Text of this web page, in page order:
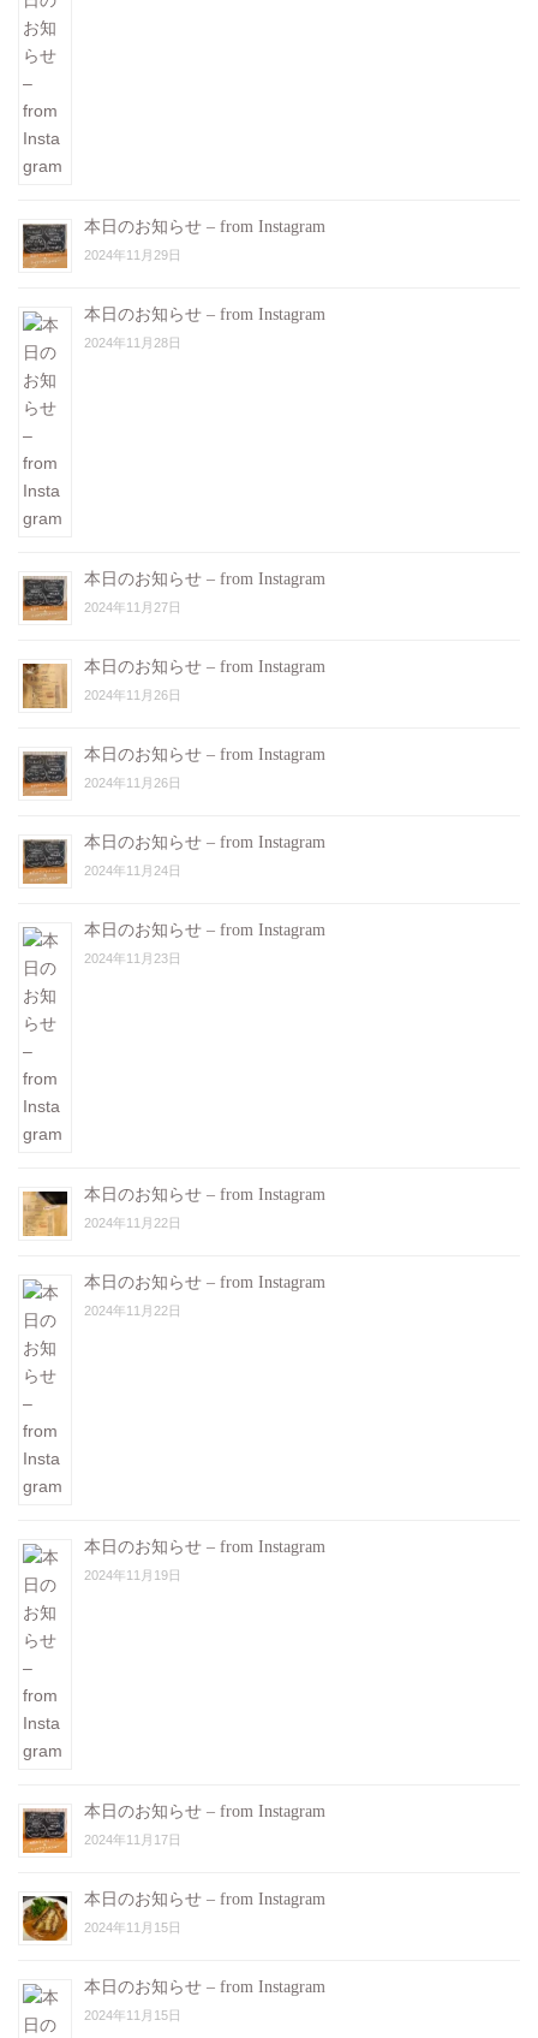
本日のお知らせ – from Instagram
2024年11月29日
本日のお知らせ – from Instagram
2024年11月28日
本日のお知らせ – from Instagram
2024年11月27日
本日のお知らせ – from Instagram
2024年11月26日
本日のお知らせ – from Instagram
2024年11月26日
本日のお知らせ – from Instagram
2024年11月24日
本日のお知らせ – from Instagram
2024年11月23日
本日のお知らせ – from Instagram
2024年11月22日
本日のお知らせ – from Instagram
2024年11月22日
本日のお知らせ – from Instagram
2024年11月19日
本日のお知らせ – from Instagram
2024年11月17日
本日のお知らせ – from Instagram
2024年11月15日
本日のお知らせ – from Instagram
2024年11月15日